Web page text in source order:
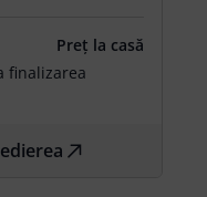
Preț la casă
finalizarea